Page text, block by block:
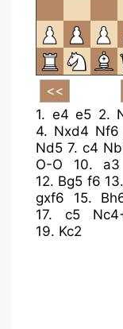
1. e4 e5 2.
4. Nxd4 Nf6
Nd5 7. c4
O-O
10. a3
12. Bg5 f6
gxf6
15.
17. c5
19. Kc2